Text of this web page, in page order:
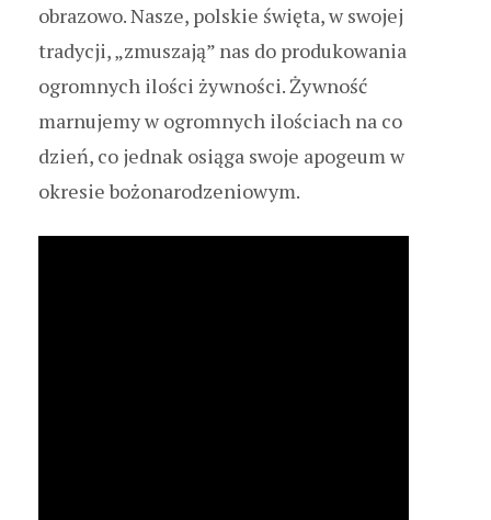
obrazowo. Nasze, polskie święta, w swojej
tradycji, „zmuszają” nas do produkowania
ogromnych ilości żywności. Żywność
marnujemy w ogromnych ilościach na co
dzień, co jednak osiąga swoje apogeum w
okresie bożonarodzeniowym.